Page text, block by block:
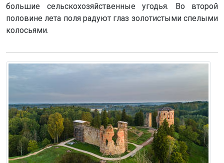
большие сельскохозяйственные угодья. Во второй
половине лета поля радуют глаз золотистыми спелыми
колосьями.